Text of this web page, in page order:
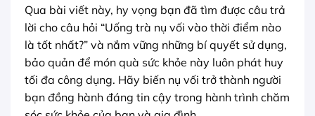
Qua bài viết này, hy vọng bạn đã tìm được câu trả
lời cho câu hỏi “Uống trà nụ vối vào thời điểm nào
là tốt nhất?” và nắm vững những bí quyết sử dụng,
bảo quản để món quà sức khỏe này luôn phát huy
tối đa công dụng. Hãy biến nụ vối trở thành người
bạn đồng hành đáng tin cậy trong hành trình chăm